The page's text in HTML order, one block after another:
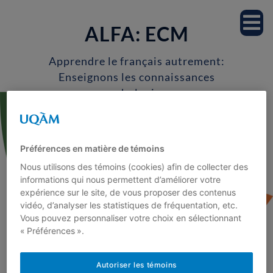
ALFA: ECM
Apprendre le français autrement:
Enseignons les connaissances
morphologiques
Notre équipe
Professeur.es
Étudiant.es
Milieu scolaire
Recherche
Projets de recherche
Publications
Préférences en matière de témoins
Nous utilisons des témoins (cookies) afin de collecter des
informations qui nous permettent d’améliorer votre
expérience sur le site, de vous proposer des contenus
vidéo, d’analyser les statistiques de fréquentation, etc.
Vous pouvez personnaliser votre choix en sélectionnant
« Préférences ».
Autoriser les témoins